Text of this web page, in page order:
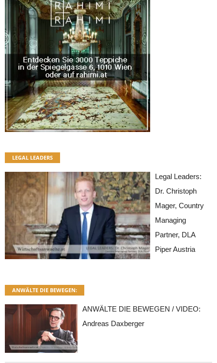
LEGAL LEADERS
Legal Leaders:
Dr. Christoph
Mager, Country
Managing
Partner, DLA
Piper Austria
ANWÄLTE DIE BEWEGEN:
ANWÄLTE DIE BEWEGEN / VIDEO:
Andreas Daxberger